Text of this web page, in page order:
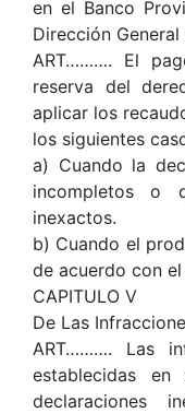
en el Banco
Dirección General
ART………. El
reserva del
aplicar los
los siguientes
a) Cuando la
incompletos o
inexactos.
b) Cuando el
de acuerdo con
CAPITULO V
De Las
ART………. Las
establecidas
declaraciones